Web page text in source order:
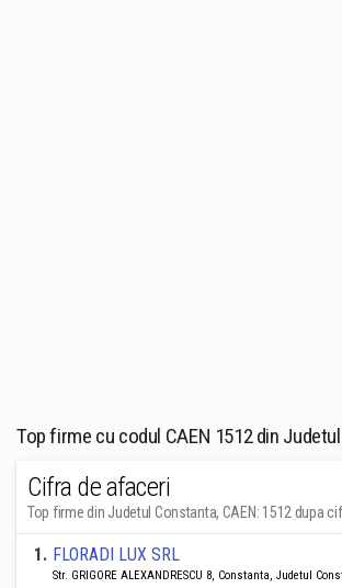
Top firme cu codul CAEN 1512 din
Cifra de afaceri
Top firme din Judetul Constanta, CAEN: 1512 dupa
1. FLORADI LUX SRL
Str. GRIGORE ALEXANDRESCU 8, Constanta, Judetul